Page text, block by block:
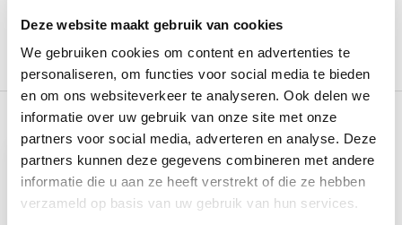
Deze website maakt gebruik van cookies
We gebruiken cookies om content en advertenties te
personaliseren, om functies voor social media te bieden
en om ons websiteverkeer te analyseren. Ook delen we
informatie over uw gebruik van onze site met onze
partners voor social media, adverteren en analyse. Deze
partners kunnen deze gegevens combineren met andere
informatie die u aan ze heeft verstrekt of die ze hebben
verzameld op basis van uw gebruik van hun services.
Uw hoeveelheid 2500 gr
Lees meer
Onze producten in dit artikel